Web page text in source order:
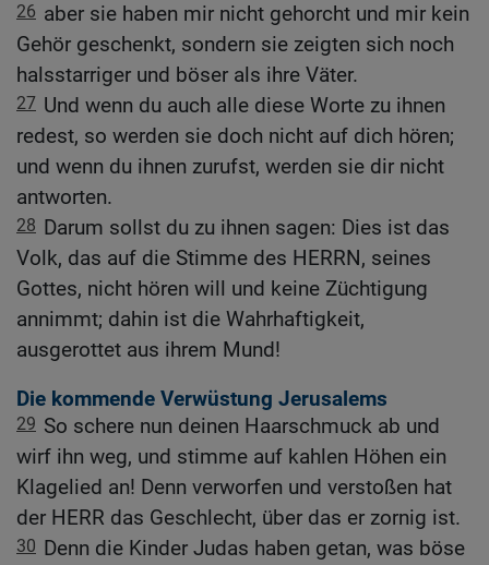
26 aber sie haben mir nicht gehorcht und mir kein
Gehör geschenkt, sondern sie zeigten sich noch
halsstarriger und böser als ihre Väter.
27 Und wenn du auch alle diese Worte zu ihnen
redest, so werden sie doch nicht auf dich hören;
und wenn du ihnen zurufst, werden sie dir nicht
antworten.
28 Darum sollst du zu ihnen sagen: Dies ist das
Volk, das auf die Stimme des HERRN, seines
Gottes, nicht hören will und keine Züchtigung
annimmt; dahin ist die Wahrhaftigkeit,
ausgerottet aus ihrem Mund!
Die kommende Verwüstung Jerusalems
29 So schere nun deinen Haarschmuck ab und
wirf ihn weg, und stimme auf kahlen Höhen ein
Klagelied an! Denn verworfen und verstoßen hat
der HERR das Geschlecht, über das er zornig ist.
30 Denn die Kinder Judas haben getan, was böse